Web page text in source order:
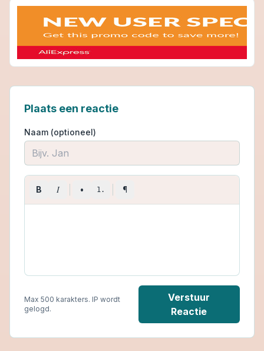
Plaats een reactie
Naam (optioneel)
B I • 1. ¶
Max 500 karakters. IP wordt
gelogd.
Verstuur
Reactie